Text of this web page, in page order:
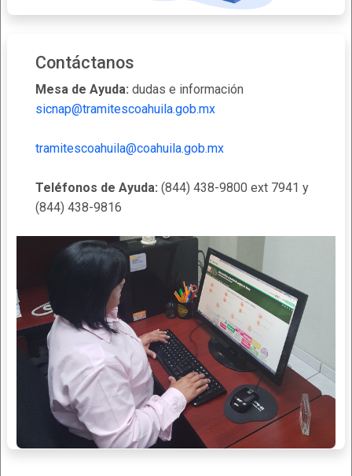
Contáctanos
Mesa de Ayuda: dudas e información
sicnap@tramitescoahuila.gob.mx
tramitescoahuila@coahuila.gob.mx
Teléfonos de Ayuda: (844) 438-9800 ext 7941 y
(844) 438-9816